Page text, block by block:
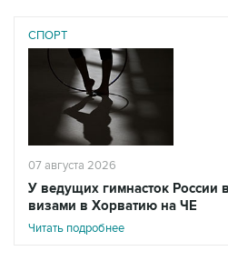
СПОРТ
07 августа 2026
У ведущих гимнасток России
визами в Хорватию на ЧЕ
Читать подробнее